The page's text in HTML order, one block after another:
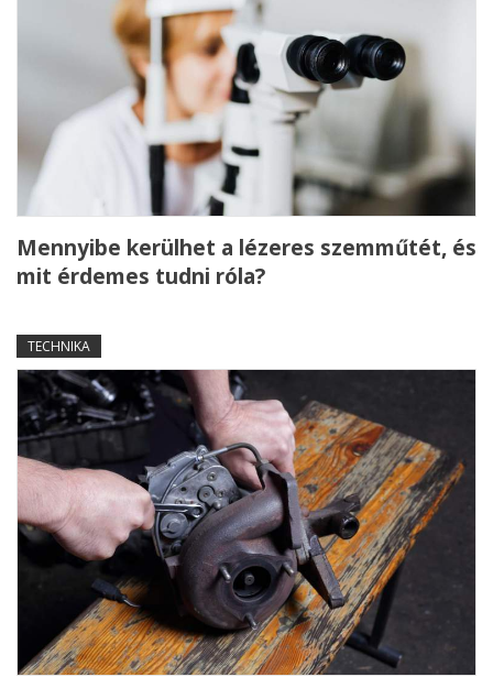
Mennyibe kerülhet a lézeres szemműtét, és
mit érdemes tudni róla?
TECHNIKA